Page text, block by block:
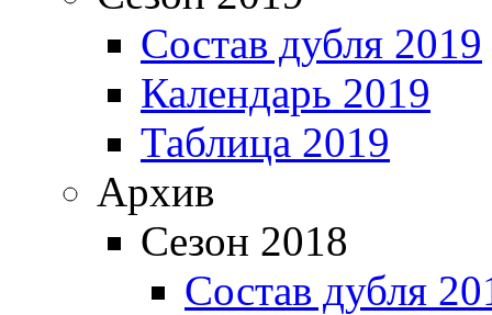
Состав дубля 2019
Календарь 2019
Таблица 2019
Архив
Сезон 2018
Состав дубля